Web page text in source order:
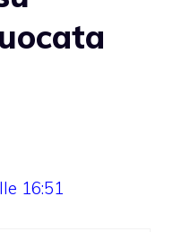
16:51